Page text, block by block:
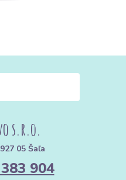
s.r.o.
05 Šaľa
904